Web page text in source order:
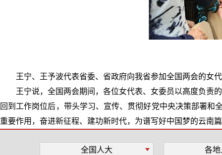
王宁、王予波代表省委、省政府向我省参加全国两会的女
王宁说，全国两会期间，各位女代表、女委员以高度负责
回到工作岗位后，带头学习、宣传、贯彻好党中央决策部署和
重要作用，奋进新征程、建功新时代，为谱写好中国梦的云南
全国人大 各